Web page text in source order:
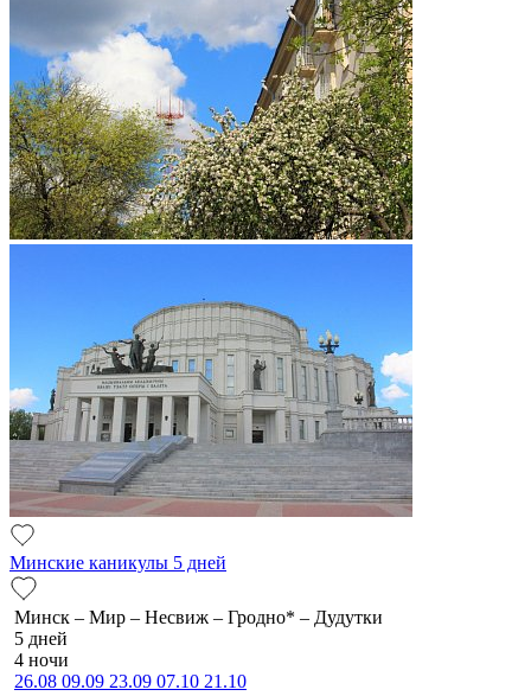
Минские каникулы 5 дней
Минск – Мир – Несвиж – Гродно* – Дудутки
5 дней
4 ночи
26.08 09.09 23.09 07.10 21.10